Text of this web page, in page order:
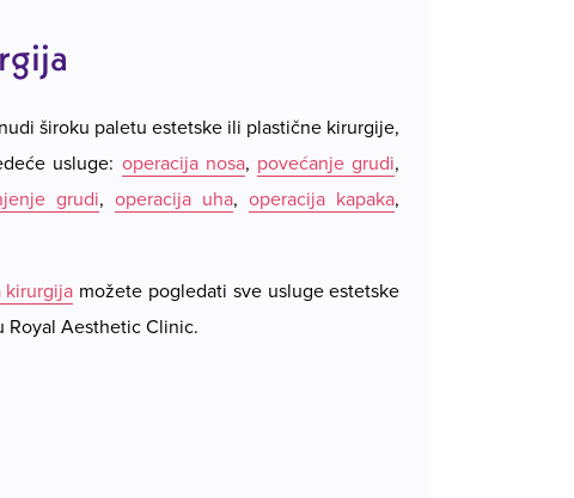
široku paletu estetske ili plastične kirurgije,
usluge: operacija nosa, povećanje grudi,
grudi,operacija uha,operacija kapaka,
kirurgija možete pogledati sve usluge estetske
Royal Aesthetic Clinic.